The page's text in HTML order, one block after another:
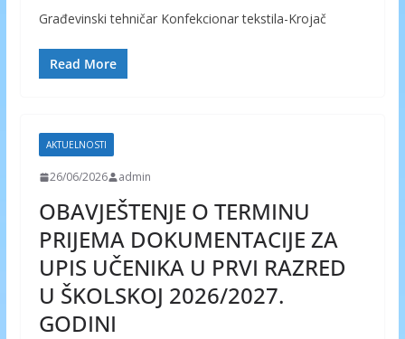
Građevinski tehničar Konfekcionar tekstila-Krojač
Read More
AKTUELNOSTI
26/06/2026 admin
OBAVJEŠTENJE O TERMINU
PRIJEMA DOKUMENTACIJE ZA
UPIS UČENIKA U PRVI RAZRED
U ŠKOLSKOJ 2026/2027.
GODINI